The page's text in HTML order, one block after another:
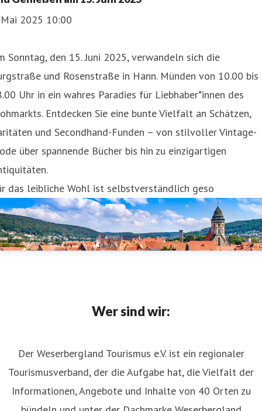
2025 10:00
Sonntag, den 15. Juni 2025, verwandeln sich die
und Rosenstraße in Hann. Münden von 10.00 bis
Uhr in ein wahres Paradies für Liebhaber*innen des
Entdecken Sie eine bunte Vielfalt an Schätzen,
und Secondhand-Funden – von stilvoller Vintage-
über spannende Bücher bis hin zu einzigartigen
das leibliche Wohl ist selbstverständlich geso
Wer sind wir:
Der Weserbergland Tourismus e.V. ist ein regionaler
Tourismusverband, der die Aufgabe hat, die Vielfalt der
Informationen, Angebote und Inhalte von 40 Orten zu